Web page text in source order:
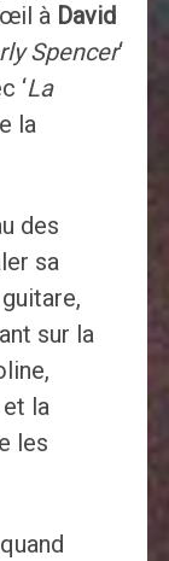
à David
Spencer‘
‘La
la
des
sa
sur la
la
les